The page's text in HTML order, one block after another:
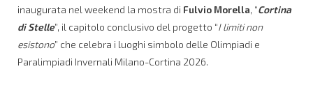
inaugurata nel weekend la mostra di Fulvio Morella, “Cortina
di Stelle”, il capitolo conclusivo del progetto “I limiti non
esistono” che celebra i luoghi simbolo delle Olimpiadi e
Paralimpiadi Invernali Milano-Cortina 2026.